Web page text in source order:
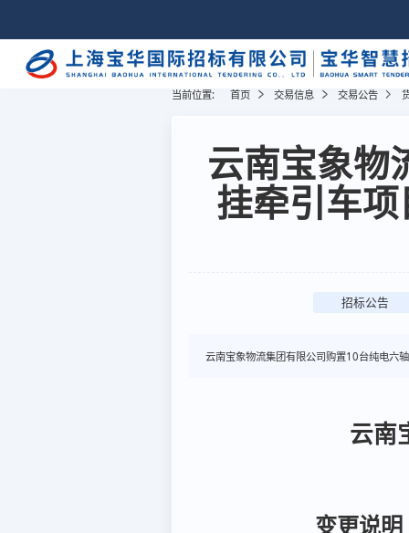
当前位置: 首页 交易信息 交易公告
云南宝象物
挂牵引车
招标公告
云南宝象物流集团有限公司购置10台纯电六
云南
变更说明